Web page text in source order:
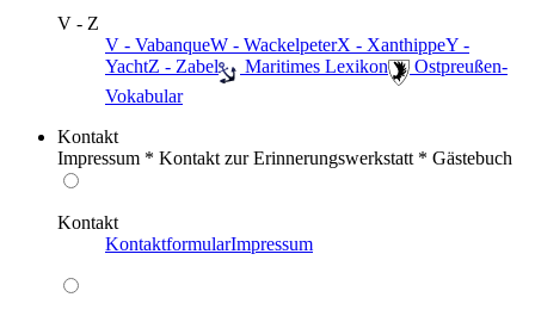
V - Z
V - VabanqueW - WackelpeterX - XanthippeY -
YachtZ - Zabel ️ Maritimes Lexikon
️ Ostpreußen-
Vokabular
Kontakt
Impressum * Kontakt zur Erinnerungswerkstatt * Gästebuch
Kontakt
KontaktformularImpressum